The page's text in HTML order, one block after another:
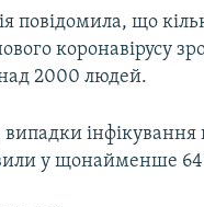
повідомила, що
коронавірусу
2000 людей.
інфікування
у щонайменше 64